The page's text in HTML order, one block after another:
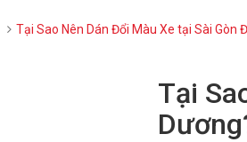
Tại Sao Nên Dán Đổi Màu Xe tại Sài Gòn
Tại